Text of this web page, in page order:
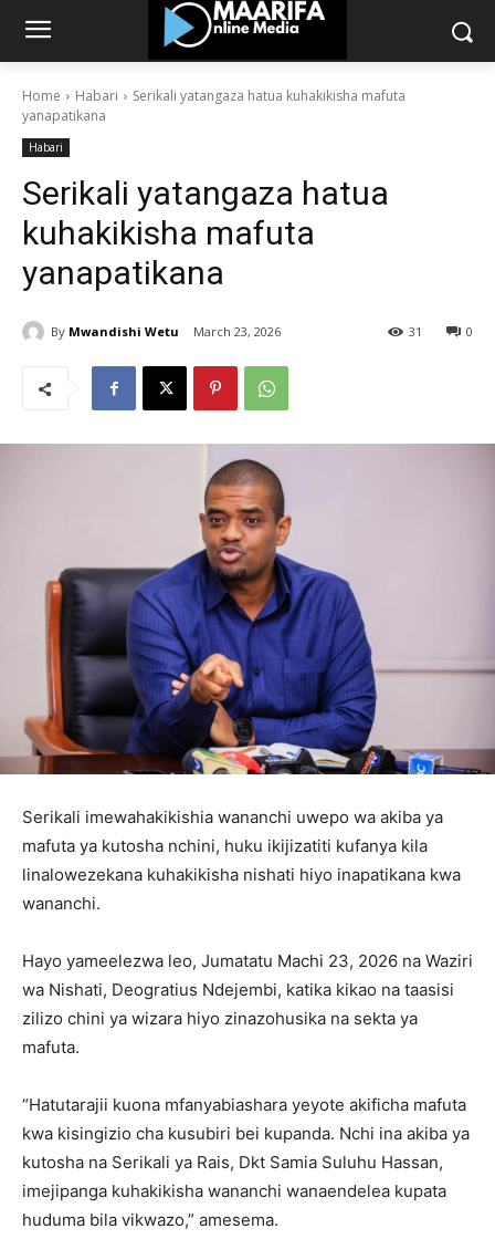
Home Habari
Serikali yatangaza hatua kuhakikisha mafuta
yanapatikana
Habari
Serikali yatangaza hatua
kuhakikisha mafuta
yanapatikana
By Mwandishi Wetu March 23, 2026 0
31
Serikali imewahakikishia wananchi uwepo wa akiba ya
mafuta ya kutosha nchini, huku ikijizatiti kufanya kila
linalowezekana kuhakikisha nishati hiyo inapatikana kwa
wananchi.
Hayo yameelezwa leo, Jumatatu Machi 23, 2026 na Waziri
wa Nishati, Deogratius Ndejembi, katika kikao na taasisi
zilizo chini ya wizara hiyo zinazohusika na sekta ya
mafuta.
“Hatutarajii kuona mfanyabiashara yeyote akificha mafuta
kwa kisingizio cha kusubiri bei kupanda. Nchi ina akiba ya
kutosha na Serikali ya Rais, Dkt Samia Suluhu Hassan,
imejipanga kuhakikisha wananchi wanaendelea kupata
huduma bila vikwazo,” amesema.